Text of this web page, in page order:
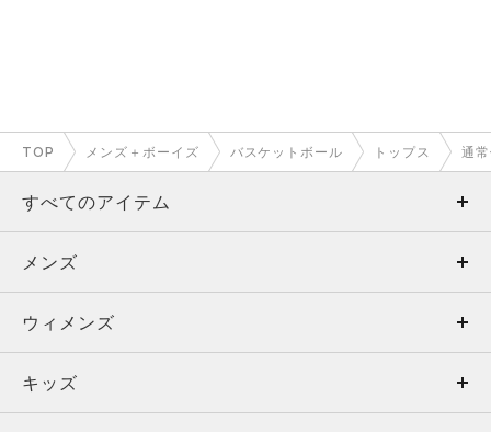
TOP メンズ＋ボーイズ バスケットボール トップス 通
すべてのアイテム
メンズ
ウィメンズ
キッズ
メンズ
トップス
ボトムス
ウィメンズ
トップス
キッズ